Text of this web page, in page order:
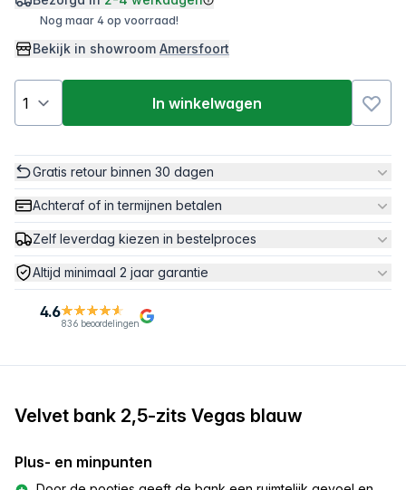
Nog maar 4 op voorraad!
Bekijk in showroom Amersfoort
In winkelwagen
Gratis retour binnen 30 dagen
Achteraf of in termijnen betalen
Zelf leverdag kiezen in bestelproces
Altijd minimaal 2 jaar garantie
4.6
836 beoordelingen
Velvet bank 2,5-zits Vegas blauw
Plus- en minpunten